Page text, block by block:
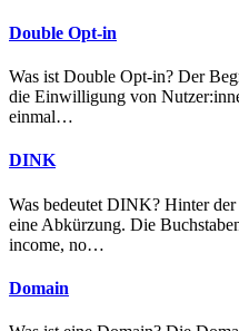
Double Opt-in
Was ist Double Opt-in? Der
die Einwilligung von
einmal…
DINK
Was bedeutet DINK? Hinter
eine Abkürzung. Die
income, no…
Domain